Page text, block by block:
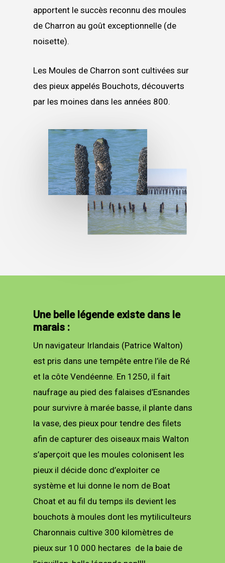
apportent le succès reconnu des moules
de Charron au goût exceptionnelle (de
noisette).
Les Moules de Charron sont cultivées sur
des pieux appelés Bouchots, découverts
par les moines dans les années 800.
Une belle légende existe dans le
marais :
Un navigateur Irlandais (Patrice Walton)
est pris dans une tempête entre l’ile de Ré
et la côte Vendéenne. En 1250, il fait
naufrage au pied des falaises d’Esnandes
pour survivre à marée basse, il plante dans
la vase, des pieux pour tendre des filets
afin de capturer des oiseaux mais Walton
s’aperçoit que les moules colonisent les
pieux il décide donc d’exploiter ce
système et lui donne le nom de Boat
Choat et au fil du temps ils devient les
bouchots à moules dont les mytiliculteurs
Charonnais cultive 300 kilomètres de
pieux sur 10 000 hectares de la baie de